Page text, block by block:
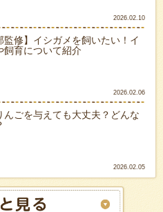
2026.02.10
監修】イシガメを飼いたい！イ
飼育について紹介
2026.02.06
んごを与えても大丈夫？どんな
2026.02.05